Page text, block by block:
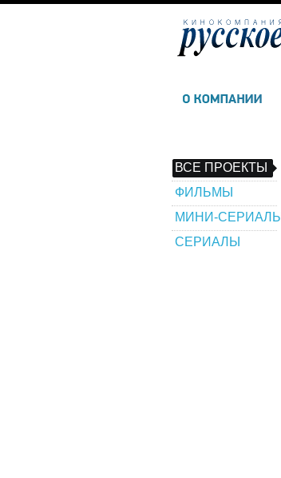
ВСЕ ПРОЕКТЫ
ФИЛЬМЫ
МИНИ-СЕРИАЛЫ
СЕРИАЛЫ